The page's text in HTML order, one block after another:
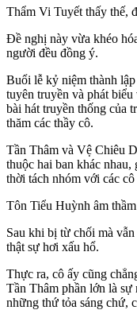
Thẩm Vi Tuyết thấy thế,
Đề nghị này vừa khéo
người đều đồng ý.
Buổi lễ kỷ niệm thành
tuyên truyền và phát
bài hát truyền thống của
thăm các thầy cô.
Tần Thâm và Vệ Chiêu
thuộc hai ban khác
thời tách nhóm với các
Tôn Tiểu Huỳnh âm
Sau khi bị từ chối mà
thật sự hơi xấu hổ.
Thực ra, cô ấy cũng
Tần Thâm phần lớn là
những thứ tỏa sáng chứ,